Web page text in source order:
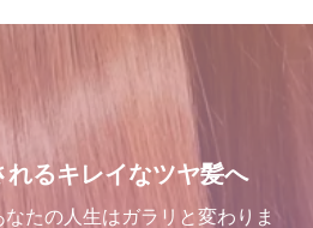
れるキレイなツヤ髪へ
たの人生はガラリと変わりま